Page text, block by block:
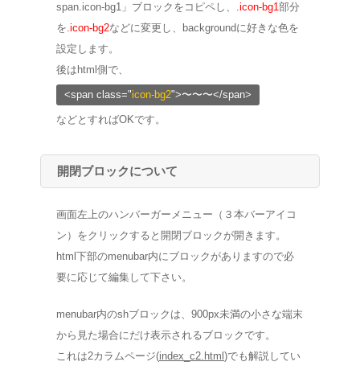
span.icon-bg1」ブロックをコピペし、 .icon-bg1部分
を.icon-bg2などに変更し、backgroundに好きな色を
設定します。
後はhtml側で、
<span class="icon-bg2">〜〜〜</span>
などとすればOKです。
開閉ブロックについて
画面左上のハンバーガーメニュー（３本バーアイコ
ン）をクリックすると開閉ブロックが開きます。
html下部のmenubar内にブロックがありますので必
要に応じて編集して下さい。
menubar内のshブロックは、900px未満の小さな端末
から見た場合にだけ表示されるブロックです。
これは2カラムページ(index_c2.html )でも解説してい